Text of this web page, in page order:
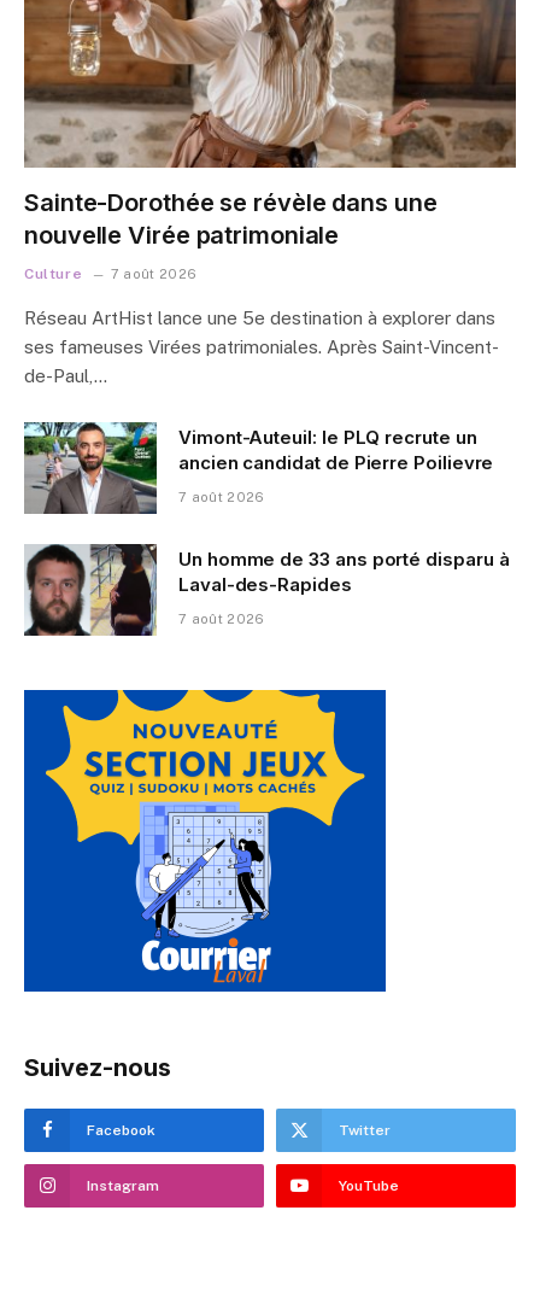
Sainte-Dorothée se révèle dans une
nouvelle Virée patrimoniale
Culture 7 août 2026
Réseau ArtHist lance une 5e destination à explorer dans
ses fameuses Virées patrimoniales. Après Saint-Vincent-
de-Paul,…
Vimont-Auteuil: le PLQ recrute un
ancien candidat de Pierre Poilievre
7 août 2026
Un homme de 33 ans porté disparu à
Laval-des-Rapides
7 août 2026
Suivez-nous
Facebook Twitter
Instagram YouTube